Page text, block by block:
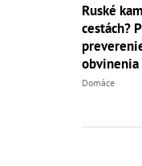
Ruské
cestách?
Domáce